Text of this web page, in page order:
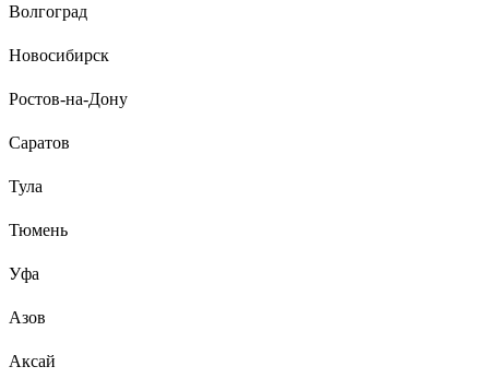
Волгоград
Новосибирск
Ростов-на-Дону
Саратов
Тула
Тюмень
Уфа
Азов
Аксай